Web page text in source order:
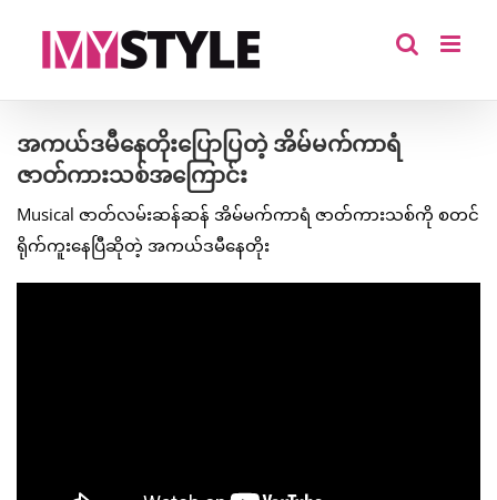
အကယ်ဒမီနေတိုးပြောပြတဲ့ အိမ်မက်ကာရံ
ဇာတ်ကားသစ်အကြောင်း
Musical ဇာတ်လမ်းဆန်ဆန် အိမ်မက်ကာရံ ဇာတ်ကားသစ်ကို စတင်
ရိုက်ကူးနေပြီဆိုတဲ့ အကယ်ဒမီနေတိုး